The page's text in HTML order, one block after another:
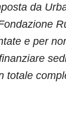
da
e per
totale